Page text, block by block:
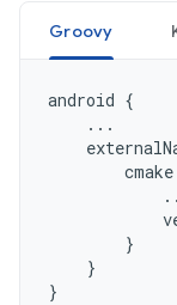
Groovy
android {
...
cmake
}
}
}